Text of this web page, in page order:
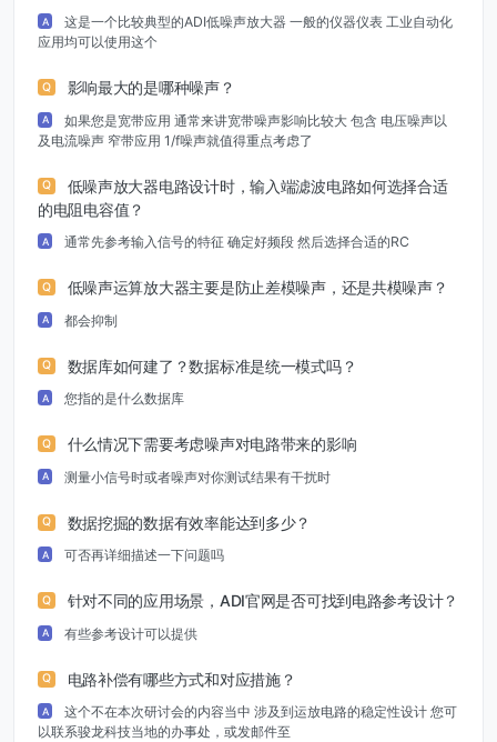
A
这是一个比较典型的ADI低噪声放大器 一般的仪器仪表 工业自动化
应用均可以使用这个
Q 影响最大的是哪种噪声？
A
如果您是宽带应用 通常来讲宽带噪声影响比较大 包含 电压噪声以
及电流噪声 窄带应用 1/f噪声就值得重点考虑了
Q
低噪声放大器电路设计时，输入端滤波电路如何选择合适
的电阻电容值？
A 通常先参考输入信号的特征 确定好频段 然后选择合适的RC
Q 低噪声运算放大器主要是防止差模噪声，还是共模噪声？
A 都会抑制
Q 数据库如何建了？数据标准是统一模式吗？
A 您指的是什么数据库
Q 什么情况下需要考虑噪声对电路带来的影响
A 测量小信号时或者噪声对你测试结果有干扰时
Q 数据挖掘的数据有效率能达到多少？
A 可否再详细描述一下问题吗
Q 针对不同的应用场景，ADI官网是否可找到电路参考设计？
A 有些参考设计可以提供
Q 电路补偿有哪些方式和对应措施？
A
这个不在本次研讨会的内容当中 涉及到运放电路的稳定性设计 您可
以联系骏龙科技当地的办事处，或发邮件至